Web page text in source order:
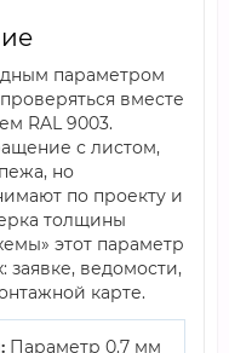
параметром
вместе
RAL 9003.
с листом,
но
по проекту и
толщины
этот параметр
заявке, ведомости,
карте.
Параметр 0.7 мм